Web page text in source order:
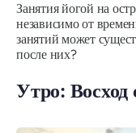
Занятия йогой на
независимо от
занятий может
после них?
Утро: Восход